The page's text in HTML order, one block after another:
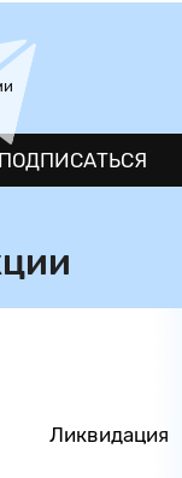
ПОДПИСАТЬСЯ
Ликвидация